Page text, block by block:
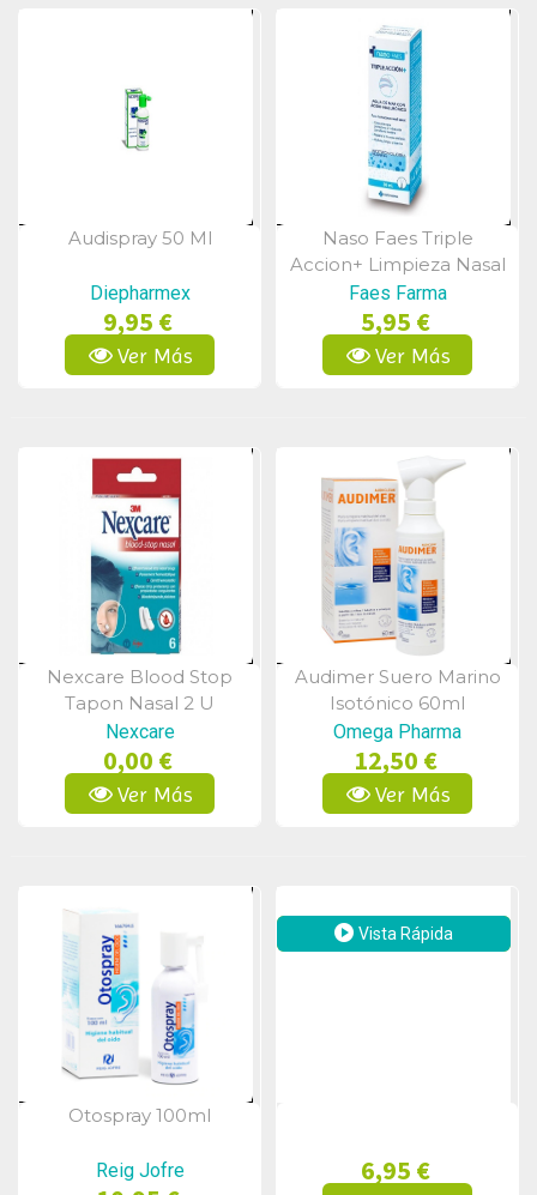
Vista Rápida
Audispray 50 Ml
Diepharmex
9,95 €
Ver Más
Vista Rápida
Naso Faes Triple
Accion+ Limpieza Nasal
30 Ml
Faes Farma
5,95 €
Ver Más
Vista Rápida
Nexcare Blood Stop
Tapon Nasal 2 U
Nexcare
0,00 €
Ver Más
Vista Rápida
Audimer Suero Marino
Isotónico 60ml
Omega Pharma
12,50 €
Ver Más
Vista Rápida
Otospray 100ml
Reig Jofre
Vista Rápida
6,95 €